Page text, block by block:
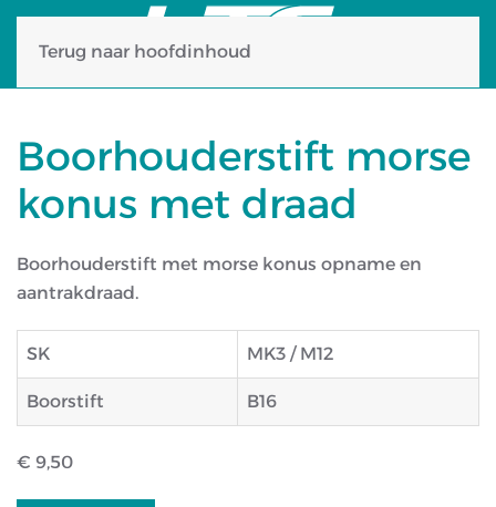
Terug naar hoofdinhoud
Boorhouderstift morse
konus met draad
Boorhouderstift met morse konus opname en
aantrakdraad.
SK MK3 / M12
Boorstift B16
€ 9,50